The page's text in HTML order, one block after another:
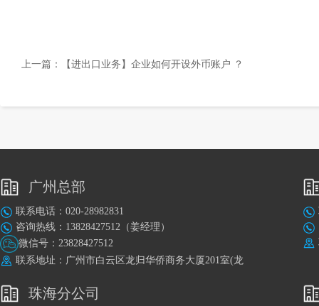
上一篇： 【进出口业务】企业如何开设外币账户 ？
广州总部
联系电话：020-28982831
咨询热线：13828427512（姜经理）
微信号：23828427512
联系地址：广州市白云区龙归华侨商务大厦201室(龙
珠海分公司